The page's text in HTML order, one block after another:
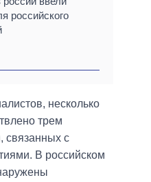
российского
несколько
трем
связанных с
В российском